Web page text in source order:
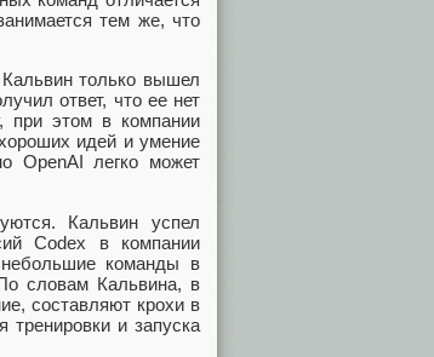
тем же, что
Кальвин только вышел
ответ, что ее нет
при этом в компании
идей и умение
OpenAI легко может
Кальвин успел
Codex в компании
команды в
словам Кальвина, в
составляют крохи в
тренировки и запуска